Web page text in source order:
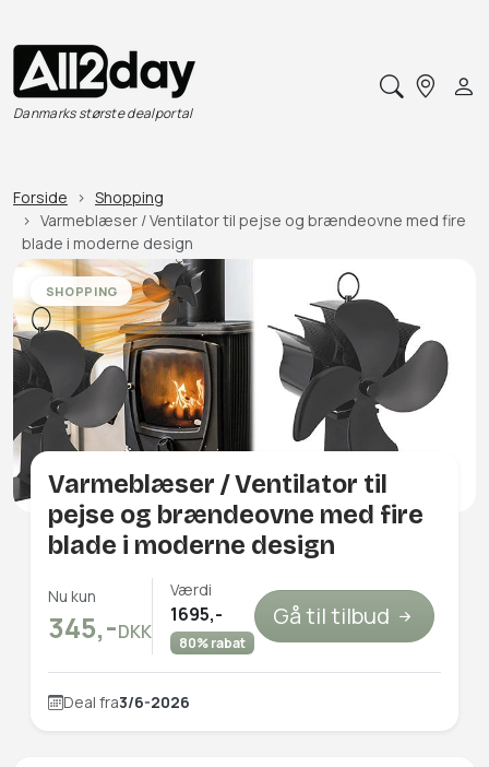
Danmarks største dealportal
Forside
Shopping
Varmeblæser / Ventilator til pejse og brændeovne med fire
blade i moderne design
SHOPPING
Varmeblæser / Ventilator til
pejse og brændeovne med fire
blade i moderne design
Nu kun
345,-DKK
Værdi
1695,-
80% rabat
Gå til tilbud
Deal fra3/6-2026